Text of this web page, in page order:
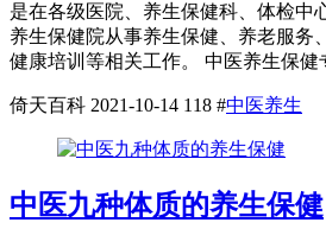
是在各级医院、养生保健科、体检中
养生保健院从事养生保健、养老服务
健康培训等相关工作。 中医养生保健
倚天百科 2021-10-14 118 #中医养生
中医九种体质的养生保健